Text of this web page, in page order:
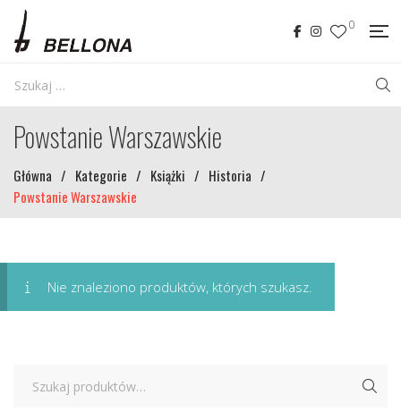
0
Powstanie Warszawskie
Główna / Kategorie / Książki / Historia /
Powstanie Warszawskie
Nie znaleziono produktów, których szukasz.